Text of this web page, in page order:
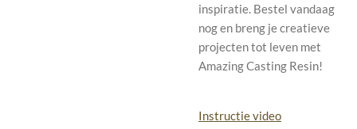
inspiratie. Bestel vandaag
nog en breng je creatieve
projecten tot leven met
Amazing Casting Resin!
Instructie video